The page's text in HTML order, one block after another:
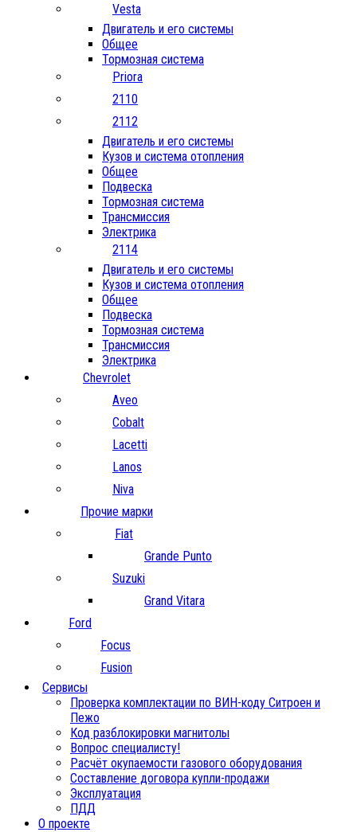
Vesta
Двигатель и его системы
Общее
Тормозная система
Priora
2110
2112
Двигатель и его системы
Кузов и система отопления
Общее
Подвеска
Тормозная система
Трансмиссия
Электрика
2114
Двигатель и его системы
Кузов и система отопления
Общее
Подвеска
Тормозная система
Трансмиссия
Электрика
Chevrolet
Aveo
Cobalt
Lacetti
Lanos
Niva
Прочие марки
Fiat
Grande Punto
Suzuki
Grand Vitara
Ford
Focus
Fusion
Сервисы
Проверка комплектации по ВИН-коду Ситроен и
Пежо
Код разблокировки магнитолы
Вопрос специалисту!
Расчёт окупаемости газового оборудования
Составление договора купли-продажи
Эксплуатация
ПДД
О проекте